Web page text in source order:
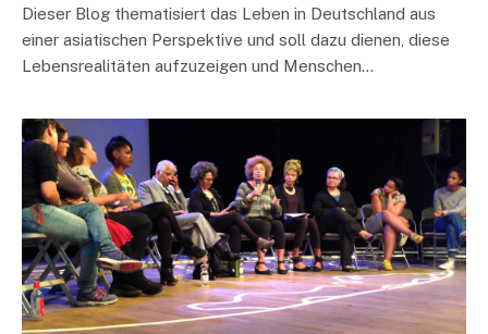
Dieser Blog thematisiert das Leben in Deutschland aus
einer asiatischen Perspektive und soll dazu dienen, diese
Lebensrealitäten aufzuzeigen und Menschen…